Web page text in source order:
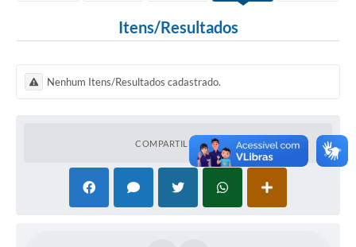
Itens/Resultados
Nenhum Itens/Resultados cadastrado.
COMPARTILHAR